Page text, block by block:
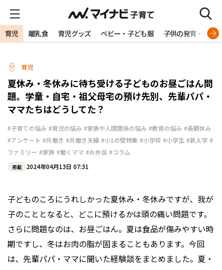
育児 離乳食 育児グッズ ベビー・子ども服 子供の発育・発達
育児
夏休み・冬休みに待ち受ける子どものお昼ごはん問
題。学童・自宅・祖父母宅の預け先別、先輩パパ・
ママたちはどうしてた？
#子育ての悩み #育児の悩み #家族や人間関係の悩み #教育の悩み #長期休み
#アンケート #共働き #共働き夫婦 #小1の壁特集 #小学校 #小学生 #新入学 #
ファミリー #家族 #働くママ #お弁当 #コラム
掲載 2024年04月13日 07:31
子どものころにうれしかった夏休み・冬休みですが、我が
子のこととなると、どこに預けるかは頭の痛い問題です。
さらに問題なのは、お昼ごはん。夏は食品が傷みやすい時
期ですし、冬はお肉の脂が固まることもあります。今回
は、先輩パパ・ママに聞いた経験談をまとめました。夏・